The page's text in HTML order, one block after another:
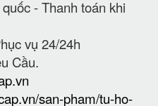
- Thanh toán khi
vụ 24/24h
Cầu.
san-pham/tu-ho-